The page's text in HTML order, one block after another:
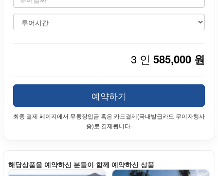
3 인 585,000 원
예약하기
최종 결제 페이지에서 무통장입금 혹은 카드결제(국내발급카드 무이자행사
중)로 결제됩니다.
해당상품을 예약하신 분들이 함께 예약하신 상품